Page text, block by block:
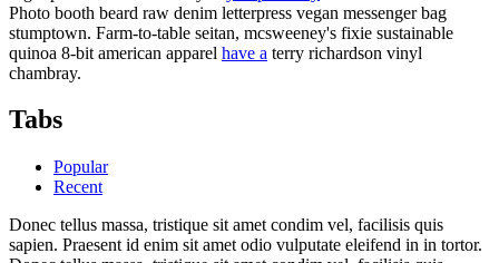
Photo booth beard raw denim letterpress vegan messenger bag
stumptown. Farm-to-table seitan, mcsweeney's fixie sustainable
quinoa 8-bit american apparel have a terry richardson vinyl
chambray.
Tabs
Popular
Recent
Donec tellus massa, tristique sit amet condim vel, facilisis quis
sapien. Praesent id enim sit amet odio vulputate eleifend in in tortor.